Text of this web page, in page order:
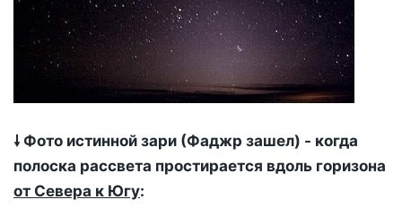
🠗 Фото истинной зари (Фаджр зашел) - когда
полоска рассвета простирается вдоль горизона
от Севера к Югу: